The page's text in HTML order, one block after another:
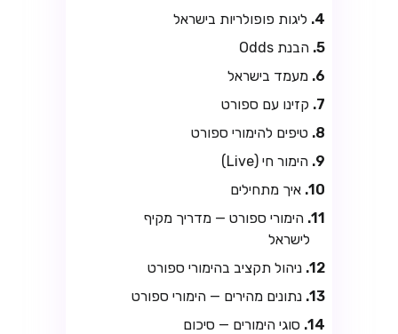
ליגות פופולריות בישראל
הבנת Odds
מעמד בישראל
קזינו עם ספורט
טיפים להימורי ספורט
הימור חי (Live)
איך מתחילים
הימורי ספורט — מדריך מקיף
לישראל
ניהול תקציב בהימורי ספורט
נתונים מהירים — הימורי ספורט
סוגי הימורים — סיכום